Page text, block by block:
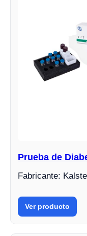
Prueba de
Fabricante:
Ver producto